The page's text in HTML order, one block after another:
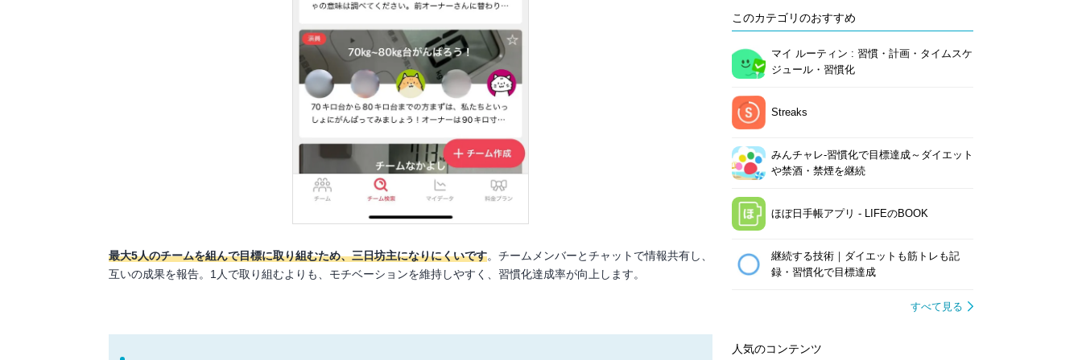
最大5人のチームを組んで目標に取り組むため、三日坊主になりにくいです。チームメンバーとチャットで情報共有し、
互いの成果を報告。1人で取り組むよりも、モチベーションを維持しやすく、習慣化達成率が向上します。
このカテゴリのおすすめ
マイ ルーティン : 習慣・計画・タイムスケ
ジュール・習慣化
Streaks
みんチャレ-習慣化で目標達成～ダイエット
や禁酒・禁煙を継続
ほぼ日手帳アプリ - LIFEのBOOK
継続する技術｜ダイエットも筋トレも記
録・習慣化で目標達成
すべて見る
人気のコンテンツ